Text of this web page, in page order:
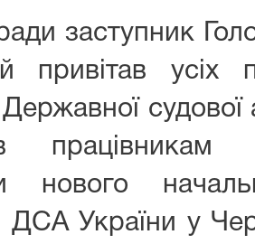
заступник
привітав усіх
судової
працівникам
нового
ДСА України у